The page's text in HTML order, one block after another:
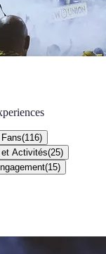
(116)
Activités(25)
(15)